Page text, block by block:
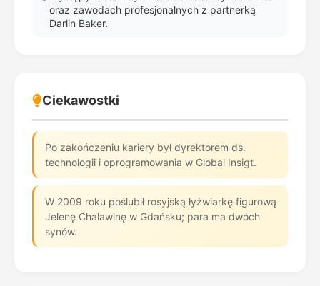
oraz zawodach profesjonalnych z partnerką
Darlin Baker.
Ciekawostki
Po zakończeniu kariery był dyrektorem ds.
technologii i oprogramowania w Global Insigt.
W 2009 roku poślubił rosyjską łyżwiarkę figurową
Jelenę Chalawinę w Gdańsku; para ma dwóch
synów.